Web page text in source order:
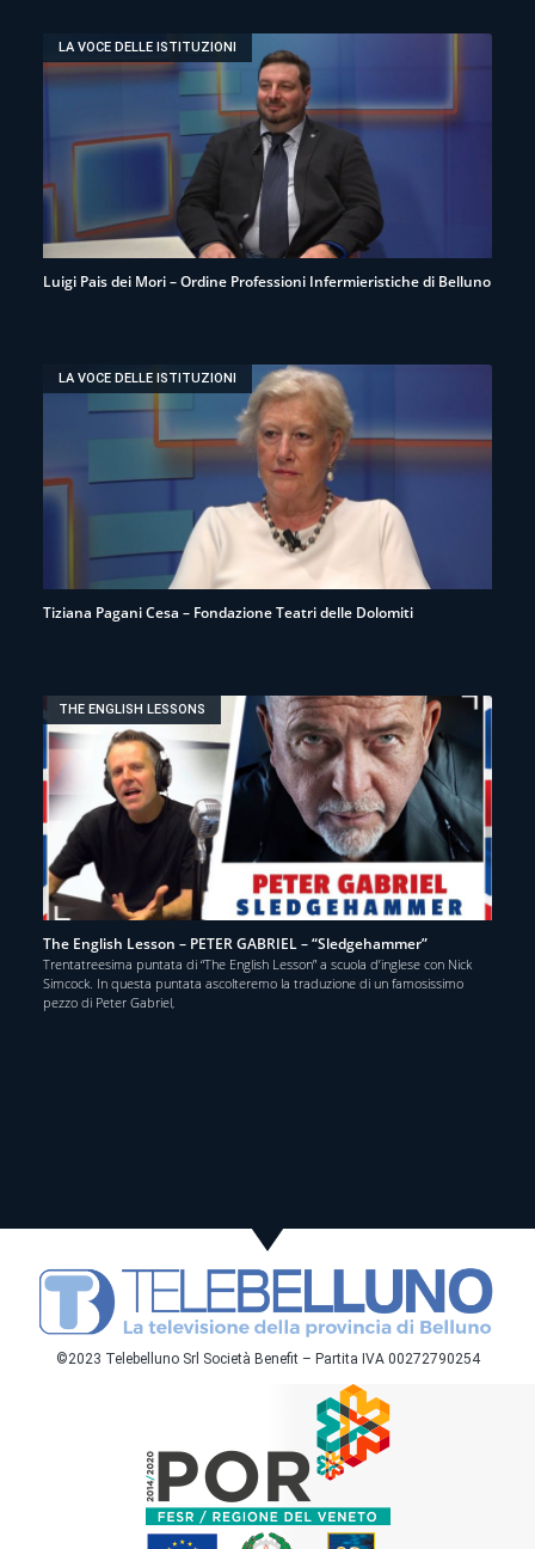
LA VOCE DELLE ISTITUZIONI
Luigi Pais dei Mori – Ordine Professioni Infermieristiche di Belluno
LA VOCE DELLE ISTITUZIONI
Tiziana Pagani Cesa – Fondazione Teatri delle Dolomiti
THE ENGLISH LESSONS
The English Lesson – PETER GABRIEL – “Sledgehammer”
Trentatreesima puntata di “The English Lesson” a scuola d’inglese con Nick
Simcock. In questa puntata ascolteremo la traduzione di un famosissimo
pezzo di Peter Gabriel,
©2023 Telebelluno Srl Società Benefit – Partita IVA 00272790254